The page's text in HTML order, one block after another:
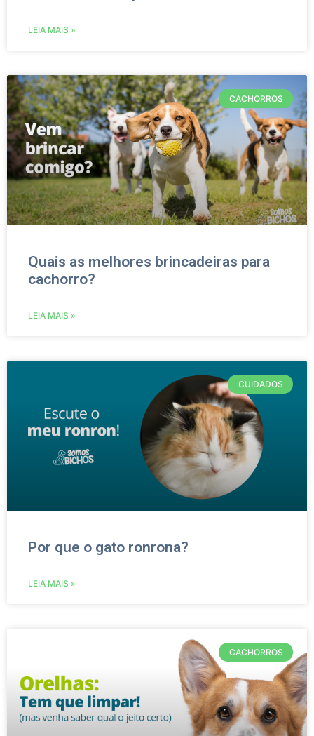
LEIA MAIS »
CACHORROS
Quais as melhores brincadeiras para
cachorro?
LEIA MAIS »
CUIDADOS
Por que o gato ronrona?
LEIA MAIS »
CACHORROS